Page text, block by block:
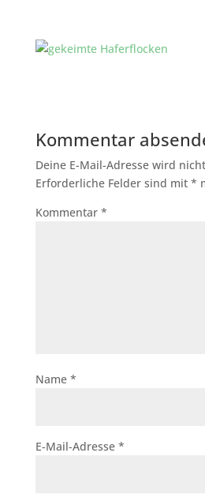
Kommentar
Deine E-Mail-Adresse wird
Erforderliche Felder sind mit *
Kommentar *
Name *
E-Mail-Adresse *